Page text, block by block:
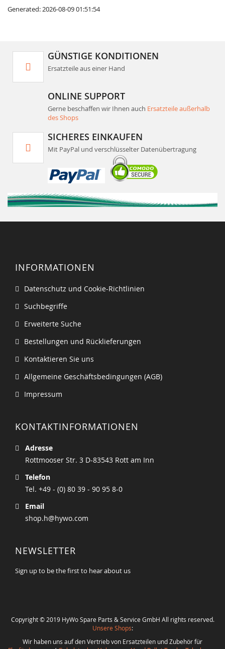
Generated: 2026-08-09 01:51:54
GÜNSTIGE KONDITIONEN
Ersatzteile aus einer Hand
ONLINE SUPPORT
Gerne beschaffen wir Ihnen auch Ersatzteile außerhalb
des Shops
SICHERES EINKAUFEN
Mit PayPal und verschlüsselter Datenübertragung
INFORMATIONEN
Datenschutz und Cookie-Richtlinien
Suchbegriffe
Erweiterte Suche
Bestellungen und Rücklieferungen
Kontaktieren Sie uns
Allgemeine Geschäftsbedingungen (AGB)
Impressum
KONTAKTINFORMATIONEN
Adresse
Rottmooser Str. 3 D-83543 Rott am Inn
Telefon
Tel. +49 - (0) 80 39 - 90 95 8-0
Email
shop.h@hywo.com
NEWSLETTER
Sign up to be the first to hear about us
Copyright © 2019 HyWo Spare Parts & Service GmbH All rights reserved.
Unsere Shops:
Wir haben uns auf den Vertrieb von Ersatzteilen und Zubehör für